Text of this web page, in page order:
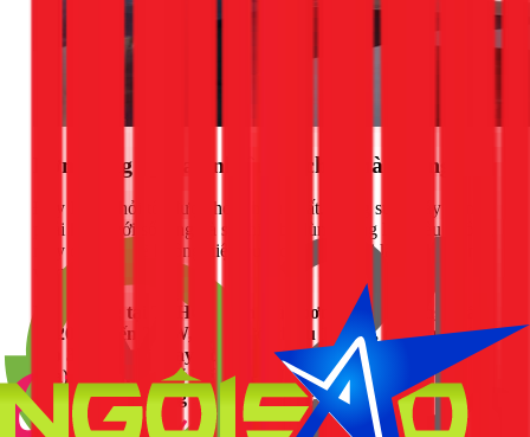
Bơm tăng áp bao nhiêu W cho nhà 3 tầng?
Đây là câu hỏi tôi được hỏi nhiều nhất. Công suất máy bơm
phải khớp với số tầng và số thiết bị dùng cùng lúc, nếu không
máy quá yếu sẽ không hiệu quả, quá mạnh lại lãng phí điện
và có thể làm bể ống.
Nhà 3 tầng tại TPHCM cần máy bơm tăng áp công suất
từ 200W đến 250W, cột áp tối thiểu 12 mét, đủ cấp nước
cho 3-4 thiết bị chạy đồng thời (vòi sen, máy giặt, bồn
rửa). Các mẫu phổ biến: APP JA-200 hoặc Wilo PB-
201EA, giá khoảng 1.800.000đ – 2.500.000đ.